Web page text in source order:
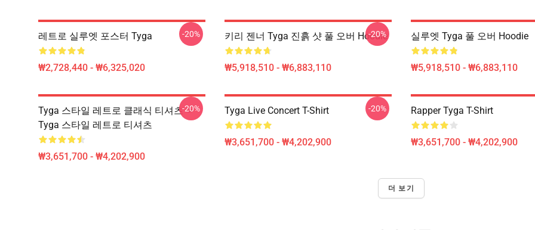
레트로 실루엣 포스터 Tyga
₩2,728,440 - ₩6,325,020
-20% 키리 젠너 Tyga 진흙 샷 풀 오버 Hoodie
₩5,918,510 - ₩6,883,110
-20% 실루엣 Tyga 풀 오버 Hoodie
₩5,918,510 - ₩6,883,110
Tyga 스타일 레트로 클래식 티셔츠 ->
Tyga 스타일 레트로 티셔츠
₩3,651,700 - ₩4,202,900
-20% Tyga Live Concert T-Shirt
₩3,651,700 - ₩4,202,900
-20% Rapper Tyga T-Shirt
₩3,651,700 - ₩4,202,900
더 보기